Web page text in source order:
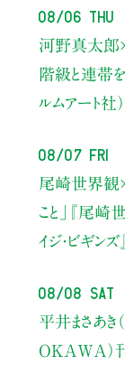
08/06 Thu
河野真太郎
階級と連帯を
ルムアート
08/07 Fri
尾崎世界観
こと」
『尾崎
イジ・ビギ
08/08 Sat
平井まさあき
OKAWA）